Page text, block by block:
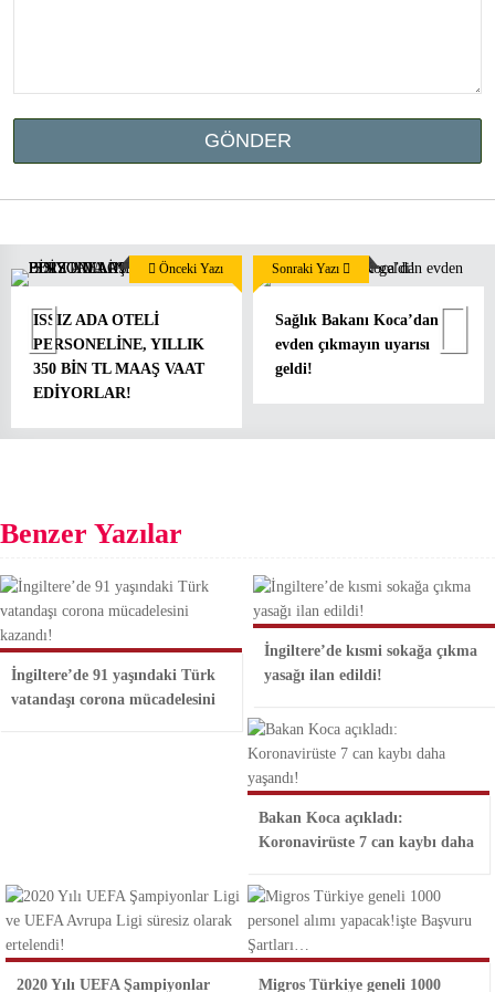
ISSIZ ADA OTELİ
PERSONELİNE, YILLIK
350 BİN TL MAAŞ VAAT
EDİYORLAR!
Önceki Yazı
Sağlık Bakanı Koca’dan
evden çıkmayın uyarısı
geldi!
Sonraki Yazı
Benzer Yazılar
İngiltere’de 91 yaşındaki Türk
vatandaşı corona mücadelesini
İngiltere’de kısmi sokağa çıkma
yasağı ilan edildi!
Bakan Koca açıkladı:
Koronavirüste 7 can kaybı daha
2020 Yılı UEFA Şampiyonlar Migros Türkiye geneli 1000